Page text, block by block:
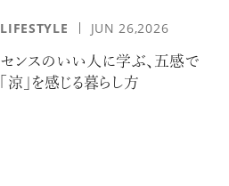
LIFESTYLE JUN 26,2026
センスのいい人に学ぶ、五感で
「涼」を感じる暮らし方